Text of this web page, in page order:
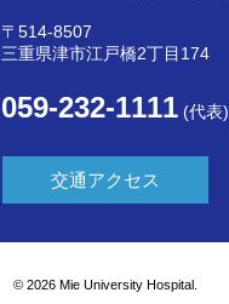
〒514-8507
三重県津市江戸橋2丁目174
059-232-1111 (代表)
交通アクセス
© 2026 Mie University Hospital.